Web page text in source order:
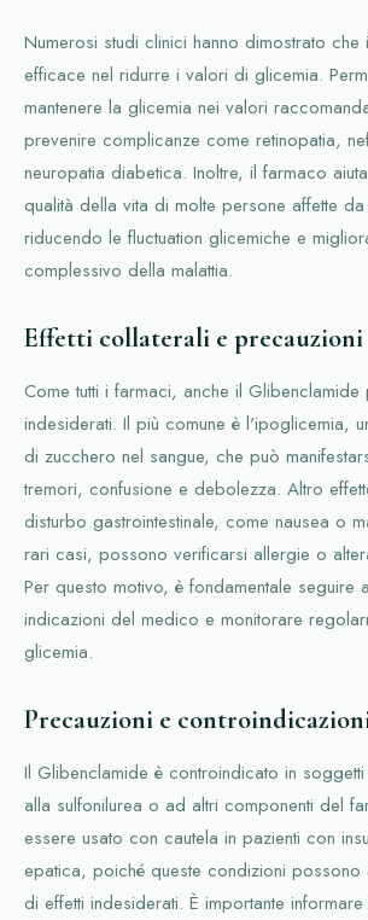
Numerosi studi clinici hanno dimostrato
efficace nel ridurre i valori di glicemia.
mantenere la glicemia nei valori
prevenire complicanze come retinopatia,
neuropatia diabetica. Inoltre, il farmaco
qualità della vita di molte persone affette
riducendo le fluctuation glicemiche e
complessivo della malattia.
Effetti collaterali e precauzioni
Come tutti i farmaci, anche il Glibenclamide
indesiderati. Il più comune è l'ipoglicemia,
di zucchero nel sangue, che può
tremori, confusione e debolezza. Altro
disturbo gastrointestinale, come nausea o
rari casi, possono verificarsi allergie o
Per questo motivo, è fondamentale seguire
indicazioni del medico e monitorare
glicemia.
Precauzioni e
Il Glibenclamide è controindicato in
alla sulfonilurea o ad altri componenti del
essere usato con cautela in pazienti con
epatica, poiché queste condizioni possono
di effetti indesiderati. È importante